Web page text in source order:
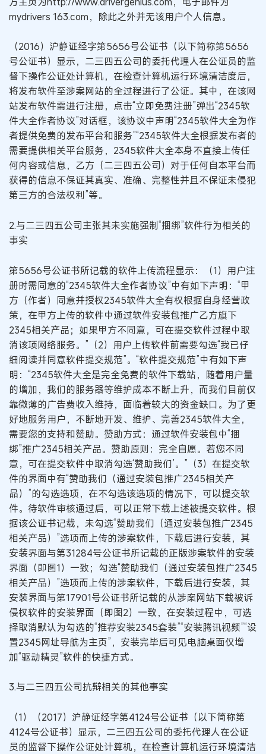
mydrivers 163.com，除此之外并无该用户个人信息。
（2016）沪静证经字第5656号公证书（以下简称第5656
号公证书）显示，二三四五公司的委托代理人在公证员的监
督下操作公证处计算机，在检查计算机运行环境清洁度后，
将发布软件至涉案网站的全过程进行了公证。其中，在该网
站发布软件需进行注册，点击“立即免费注册”弹出“2345软
件大全作者协议”对话框，该协议中声明“2345软件大全为作
者提供免费的发布平台和服务”“2345软件大全根据发布者的
需要提供相关平台服务，2345软件大全本身不直接上传任
何内容或信息，乙方（二三四五公司）对于任何自本平台而
获得的信息不保证其真实、准确、完整性并且不保证未侵犯
第三方的合法权利”等。
2.与二三四五公司主张其未实施强制“捆绑”软件行为相关的
事实
第5656号公证书所记载的软件上传流程显示：（1）用户注
册时需同意的“2345软件大全作者协议”中有如下声明：“甲
方（作者）同意并授权2345软件大全有权根据自身经营政
策，在甲方上传的软件中通过软件安装包推广乙方旗下
2345相关产品；如果甲方不同意，可在提交软件过程中取
消该项网络服务。”（2）用户上传软件前需要勾选“我已仔
细阅读并同意软件提交规范”。“软件提交规范”中有如下声
明：“2345软件大全是完全免费的软件下载站，随着用户量
的增加，我们的服务器等维护成本不断上升，而我们目前仅
靠微薄的广告费收入维持，面临着较大的资金缺口。为了更
好地服务用户，不断地开发、维护、完善2345软件大全，
需要您的支持和赞助。赞助方式：通过软件安装包中“捆
绑”推广2345相关产品。赞助原则：完全自愿。若您不同
意，可在提交软件中取消勾选‘赞助我们’。”（3）在提交软
件的界面中有“赞助我们（通过安装包推广2345相关产
品）”的勾选选项，在不勾选该选项的情况下，可以提交软
件。待软件审核通过后，可以正常下载上述被提交软件。根
据该公证书记载，未勾选“赞助我们（通过安装包推广2345
相关产品）”选项而上传的涉案软件，下载后进行安装，其
安装界面与第31284号公证书所记载的正版涉案软件的安装
界面（即图1）一致；勾选“赞助我们（通过安装包推广2345
相关产品）”选项而上传的涉案软件，下载后进行安装，其
安装界面与第17901号公证书所记载的从涉案网站下载被诉
侵权软件的安装界面（即图2）一致，在安装过程中，可选
择取消默认为勾选的“推荐安装2345套装”“安装腾讯视频”“设
置2345网址导航为主页”，安装完毕后可见电脑桌面仅增
加“驱动精灵”软件的快捷方式。
3.与二三四五公司抗辩相关的其他事实
（1）（2017）沪静证经字第4124号公证书（以下简称第
4124号公证书）显示，二三四五公司的委托代理人在公证
员的监督下操作公证处计算机，在检查计算机运行环境清洁